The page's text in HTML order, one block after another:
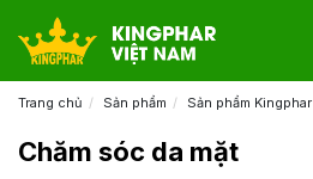
Trang chủ Sản phẩm Sản phẩm Kingphar
Chăm sóc da mặt